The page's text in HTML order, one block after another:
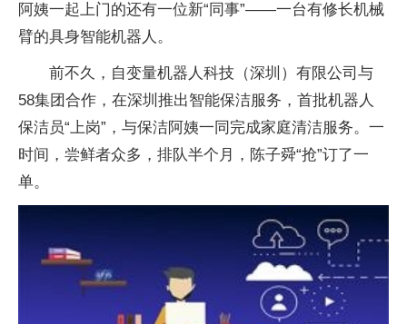
阿姨一起上门的还有一位新“同事”——一台有修长机械
臂的具身智能机器人。
前不久，自变量机器人科技（深圳）有限公司与
58集团合作，在深圳推出智能保洁服务，首批机器人
保洁员“上岗”，与保洁阿姨一同完成家庭清洁服务。一
时间，尝鲜者众多，排队半个月，陈子舜“抢”订了一
单。